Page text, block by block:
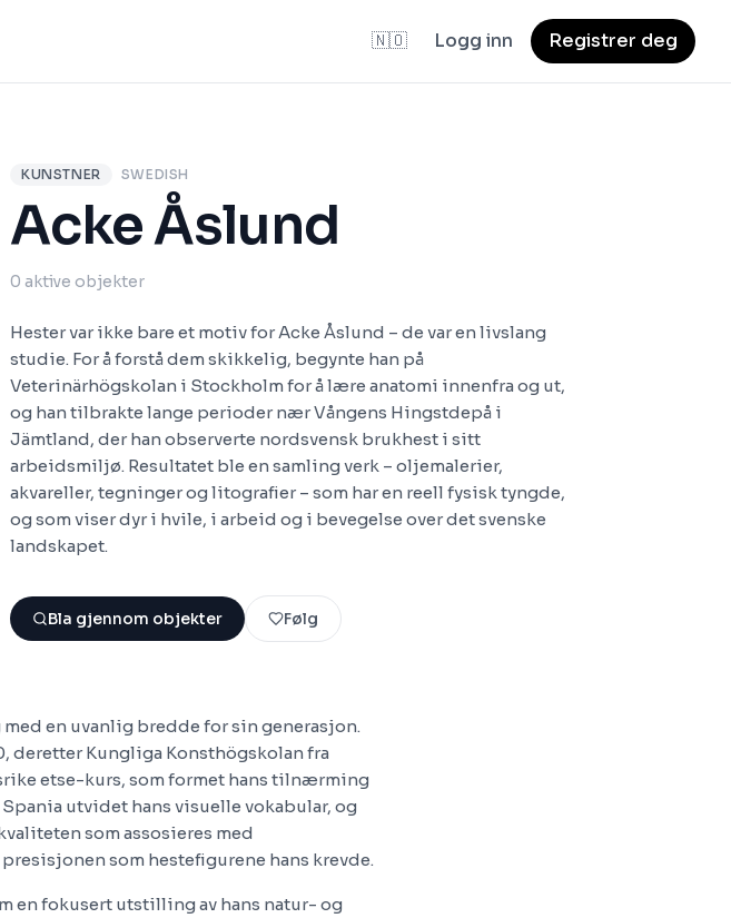
🇳🇴 Logg inn Registrer deg
KUNSTNER SWEDISH
Acke Åslund
0 aktive objekter
Hester var ikke bare et motiv for Acke Åslund – de var en livslang
studie. For å forstå dem skikkelig, begynte han på
Veterinärhögskolan i Stockholm for å lære anatomi innenfra og ut,
og han tilbrakte lange perioder nær Vångens Hingstdepå i
Jämtland, der han observerte nordsvensk brukhest i sitt
arbeidsmiljø. Resultatet ble en samling verk – oljemalerier,
akvareller, tegninger og litografier – som har en reell fysisk tyngde,
og som viser dyr i hvile, i arbeid og i bevegelse over det svenske
landskapet.
Bla gjennom objekter Følg
en uvanlig bredde for sin generasjon.
deretter Kungliga Konsthögskolan fra
etse-kurs, som formet hans tilnærming
utvidet hans visuelle vokabular, og
som assosieres med
som hestefigurene hans krevde.
en fokusert utstilling av hans natur- og